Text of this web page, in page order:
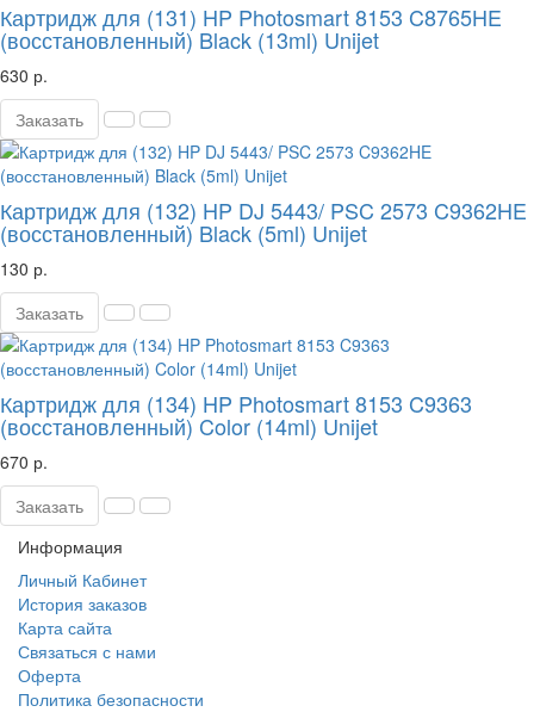
Картридж для (131) HP Photosmart 8153 C8765HE
(восстановленный) Black (13ml) Unijet
630 р.
Заказать
Картридж для (132) HP DJ 5443/ PSC 2573 C9362HE
(восстановленный) Black (5ml) Unijet
130 р.
Заказать
Картридж для (134) HP Photosmart 8153 C9363
(восстановленный) Color (14ml) Unijet
670 р.
Заказать
Информация
Личный Кабинет
История заказов
Карта сайта
Связаться с нами
Оферта
Политика безопасности